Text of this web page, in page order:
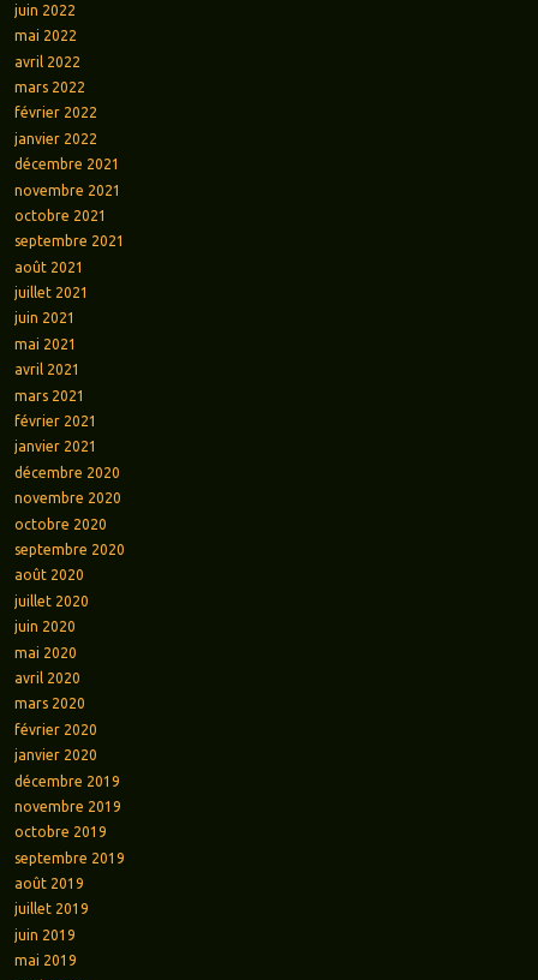
juin 2022
mai 2022
avril 2022
mars 2022
février 2022
janvier 2022
décembre 2021
novembre 2021
octobre 2021
septembre 2021
août 2021
juillet 2021
juin 2021
mai 2021
avril 2021
mars 2021
février 2021
janvier 2021
décembre 2020
novembre 2020
octobre 2020
septembre 2020
août 2020
juillet 2020
juin 2020
mai 2020
avril 2020
mars 2020
février 2020
janvier 2020
décembre 2019
novembre 2019
octobre 2019
septembre 2019
août 2019
juillet 2019
juin 2019
mai 2019